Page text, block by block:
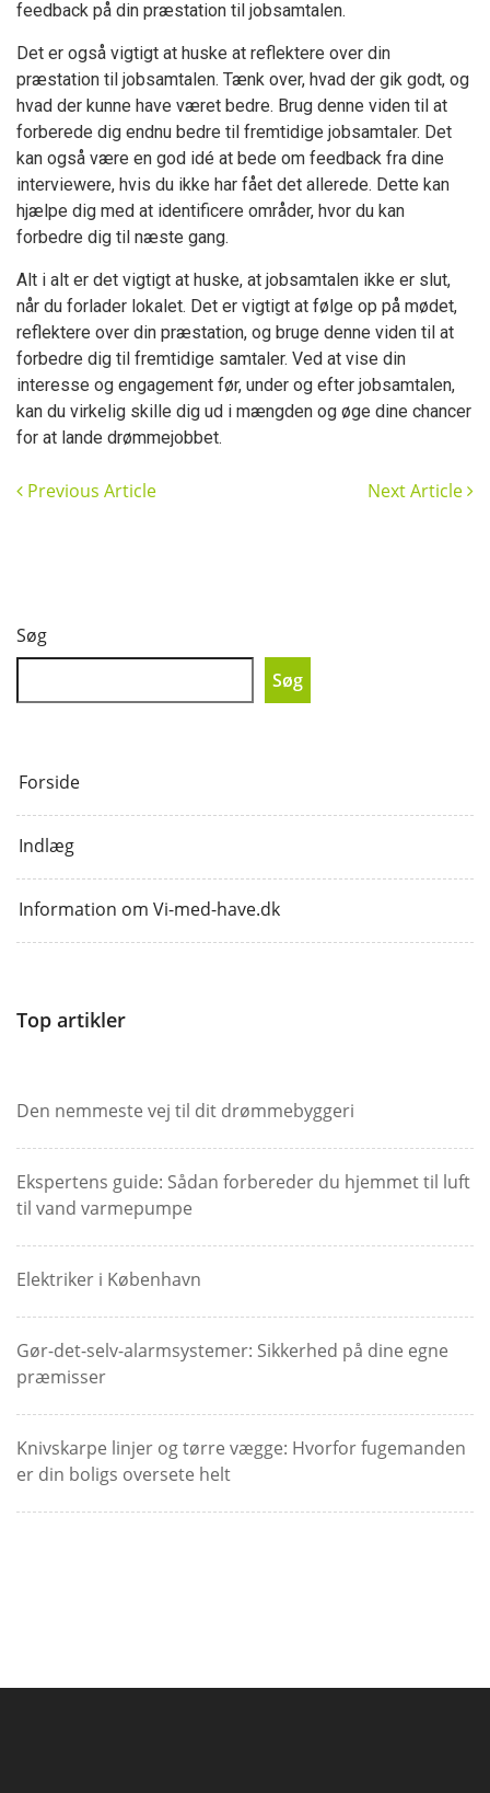
feedback på din præstation til jobsamtalen.
Det er også vigtigt at huske at reflektere over din
præstation til jobsamtalen. Tænk over, hvad der gik godt, og
hvad der kunne have været bedre. Brug denne viden til at
forberede dig endnu bedre til fremtidige jobsamtaler. Det
kan også være en god idé at bede om feedback fra dine
interviewere, hvis du ikke har fået det allerede. Dette kan
hjælpe dig med at identificere områder, hvor du kan
forbedre dig til næste gang.
Alt i alt er det vigtigt at huske, at jobsamtalen ikke er slut,
når du forlader lokalet. Det er vigtigt at følge op på mødet,
reflektere over din præstation, og bruge denne viden til at
forbedre dig til fremtidige samtaler. Ved at vise din
interesse og engagement før, under og efter jobsamtalen,
kan du virkelig skille dig ud i mængden og øge dine chancer
for at lande drømmejobbet.
Previous Article Next Article
Søg
Søg
Forside
Indlæg
Information om Vi-med-have.dk
Top artikler
Den nemmeste vej til dit drømmebyggeri
Ekspertens guide: Sådan forbereder du hjemmet til luft
til vand varmepumpe
Elektriker i København
Gør-det-selv-alarmsystemer: Sikkerhed på dine egne
præmisser
Knivskarpe linjer og tørre vægge: Hvorfor fugemanden
er din boligs oversete helt